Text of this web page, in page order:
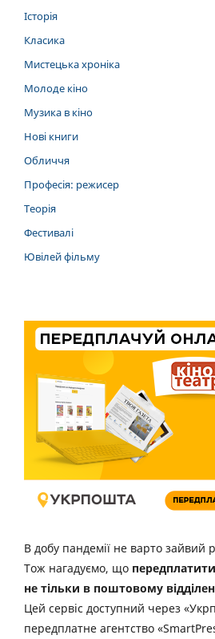
Історія
Класика
Мистецька хроніка
Молоде кіно
Музика в кіно
Нові книги
Обличчя
Професія: режисер
Теорія
Фестивалі
Ювілей фільму
В добу пандемії не варто зайвий
Тож нагадуємо, що
не тільки в поштовому
Цей сервіс доступний через
передплатне агентство